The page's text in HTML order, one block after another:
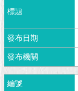
政
資
料
館